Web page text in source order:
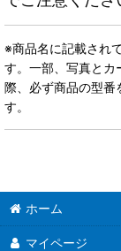
※商品名に記載され
す。一部、写真とカ
際、必ず商品の型番
す。
ホーム
マイページ